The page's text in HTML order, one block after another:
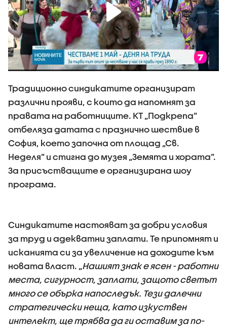
Традиционно синдикатите организират
различни прояви, с които да напомнят за
правата на работниците. КТ „Подкрепа”
отбеляза датата с празнично шествие в
София, което започна от площад „Св.
Неделя” и стигна до музея „Земята и хората”.
За присъстващите е организирана шоу
програма.
Синдикатите настояват за добри условия
за труд и адекватни заплати. Те припомнят и
исканията си за увеличение на доходите към
новата власт. „Нашият знак е ясен - работни
места, сигурност, заплати, защото светът
много се обърка напоследък. Тези далечни
стратегически неща, като изкуствен
интелект, ще трябва да ги оставим за по-